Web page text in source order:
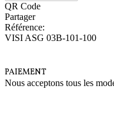
QR Code
Partager
Référence:
VISI ASG 03B-101-100
PAIEMENT
Nous acceptons tous les